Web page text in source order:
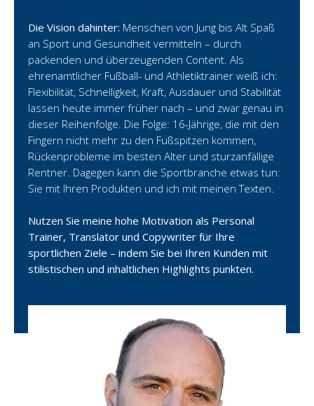
Die Vision dahinter: Menschen von Jung bis Alt Spaß
an Sport und Gesundheit vermitteln – durch
packenden und überzeugenden Content. Als
ehrenamtlicher Fußball- und Athletiktrainer weiß ich:
Flexibilität, Schnelligkeit, Kraft, Ausdauer und Stabilität
lassen heute immer früher nach – und zwar genau in
dieser Reihenfolge. Die Folge: 16-Jährige, die mit den
Fingern nicht mehr zu den Fußspitzen kommen,
Rückenprobleme im besten Alter und sturzanfällige
Rentner. Dagegen kann die Sportbranche etwas tun:
Sie mit Ihren Produkten und ich mit meinen Texten.
Nutzen Sie meine hohe Motivation als Personal
Trainer, Translator und Copywriter für Ihre
sportlichen Ziele – indem Sie bei Ihren Kunden mit
stilistischen und inhaltlichen Highlights punkten.